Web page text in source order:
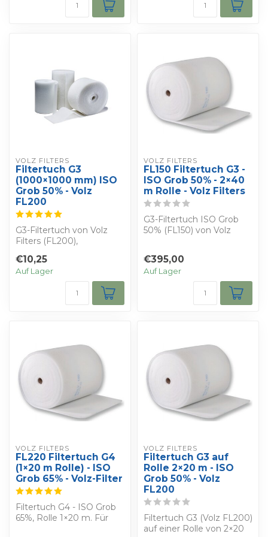
VOLZ FILTERS
Filtertuch G3
(1000×1000 mm) ISO
Grob 50% - Volz
FL200
G3-Filtertuch von Volz
Filters (FL200),
Grob 50%. Für Lüftu...
€10,25
Auf Lager
VOLZ FILTERS
FL150 Filtertuch G3 -
ISO Grob 50% - 2×40
m Rolle - Volz Filters
G3-Filtertuch ISO Grob
50% (FL150) von Volz
€395,00
Auf Lager
VOLZ FILTERS
FL220 Filtertuch G4
(1×20 m Rolle) - ISO
Grob 65% - Volz-Filter
Filtertuch G4 - ISO Grob
65%, Rolle 1×20 m. Für
VOLZ FILTERS
Filtertuch G3 auf
Rolle 2×20 m - ISO
Grob 50% - Volz
FL200
Filtertuch G3 (Volz FL200)
auf einer Rolle von 2×20